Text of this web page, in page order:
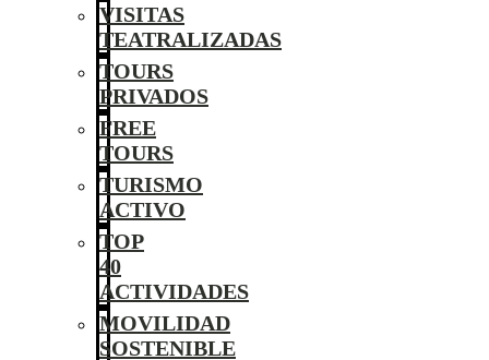
VISITAS
TEATRALIZADAS
TOURS
PRIVADOS
FREE
TOURS
TURISMO
ACTIVO
TOP
40
ACTIVIDADES
MOVILIDAD
SOSTENIBLE